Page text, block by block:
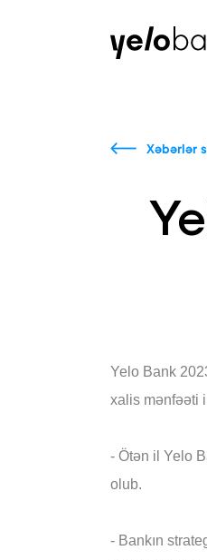
Xəbərlər
Yelo Bank
xalis mənfəəti
- Ötən il Yelo
olub.
- Bankın